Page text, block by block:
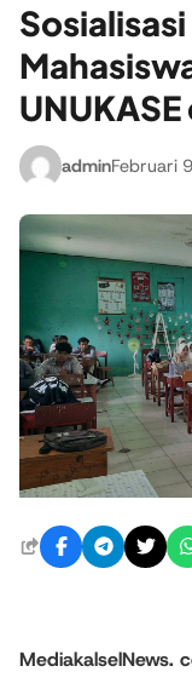
adminFebruari
MediakalselNews.